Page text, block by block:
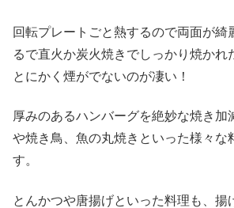
回転プレートごと熱するので両面が綺
るで直火か炭火焼きでしっかり焼かれ
とにかく煙がでないのが凄い！
厚みのあるハンバーグを絶妙な焼き加
や焼き鳥、魚の丸焼きといった様々な
す。
とんかつや唐揚げといった料理も、揚